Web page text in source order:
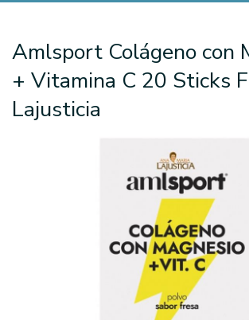
Amlsport Colágeno con
+ Vitamina C 20 Sticks
Lajusticia